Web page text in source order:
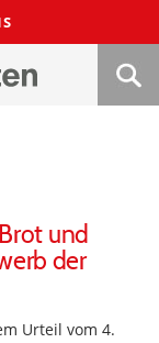
und
der
Urteil vom 4.